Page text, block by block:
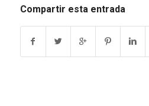
Compartir esta entrada